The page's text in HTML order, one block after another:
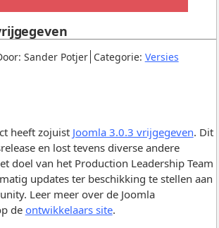
Sander Potjer. Categorie: Versies.
heeft zojuist Joomla 3.0.3 vrijgegeven. Dit
en lost tevens diverse andere
doel van het Production Leadership Team
updates ter beschikking te stellen aan
Leer meer over de Joomla
de ontwikkelaars site.